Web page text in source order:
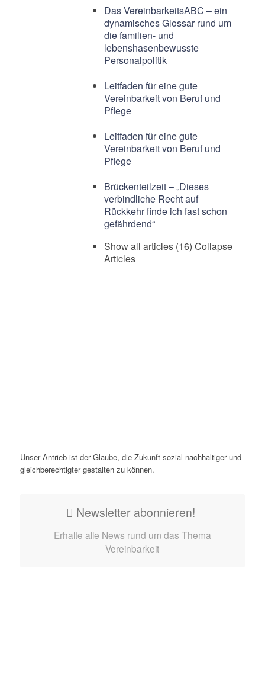
Das VereinbarkeitsABC – ein
dynamisches Glossar rund um
die familien- und
lebenshasenbewusste
Personalpolitik
Leitfaden für eine gute
Vereinbarkeit von Beruf und
Pflege
Leitfaden für eine gute
Vereinbarkeit von Beruf und
Pflege
Brückenteilzeit – „Dieses
verbindliche Recht auf
Rückkehr finde ich fast schon
gefährdend“
Show all articles (16) Collapse
Articles
Unser Antrieb ist der Glaube, die Zukunft sozial nachhaltiger und
gleichberechtigter gestalten zu können.
Newsletter abonnieren!
Erhalte alle News rund um das Thema
Vereinbarkeit